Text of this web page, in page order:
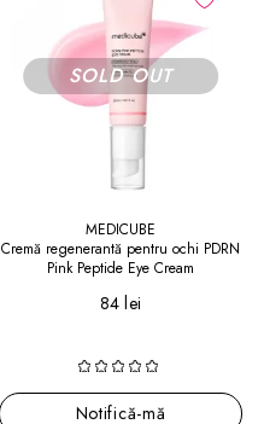
MEDICUBE
Cremă regenerantă pentru ochi PDRN
Pink Peptide Eye Cream
84 lei
Notifică-mă